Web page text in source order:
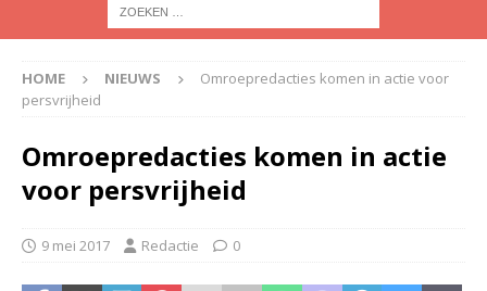
HOME NIEUWS
Omroepredacties komen in actie voor
persvrijheid
Omroepredacties komen in actie
voor persvrijheid
9 mei 2017 Redactie 0